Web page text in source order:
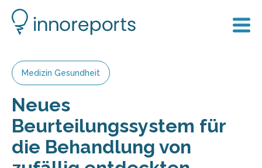
Medizin Gesundheit
Neues
Beurteilungssystem für
die Behandlung von